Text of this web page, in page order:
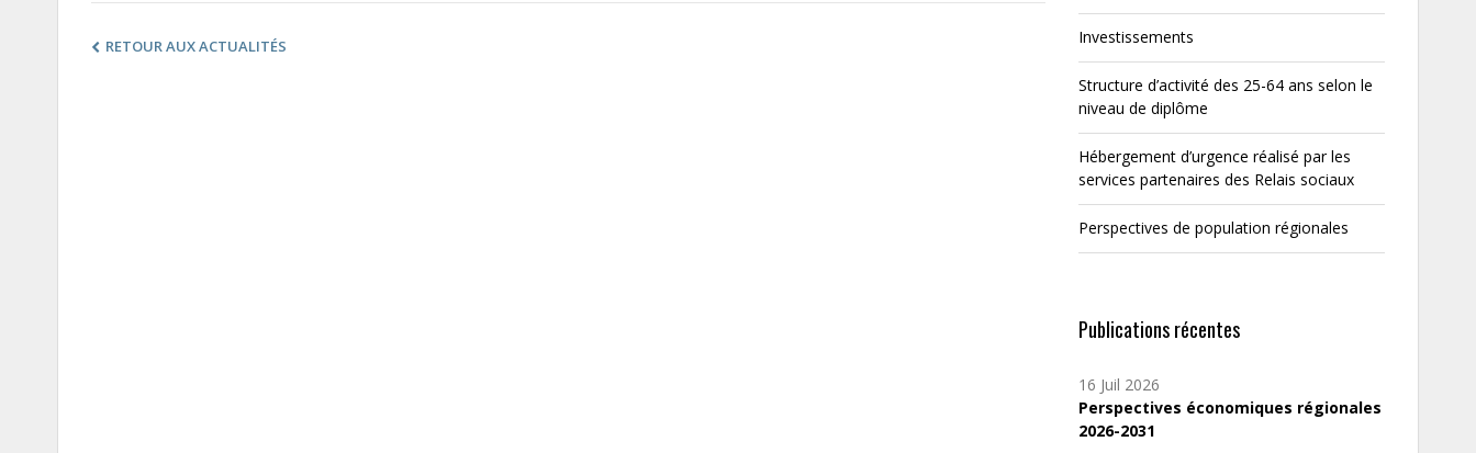
RETOUR AUX ACTUALITÉS Investissements
Structure d’activité des 25-64 ans selon le
niveau de diplôme
Hébergement d’urgence réalisé par les
services partenaires des Relais sociaux
Perspectives de population régionales
Publications récentes
16 Juil 2026
Perspectives économiques régionales
2026-2031